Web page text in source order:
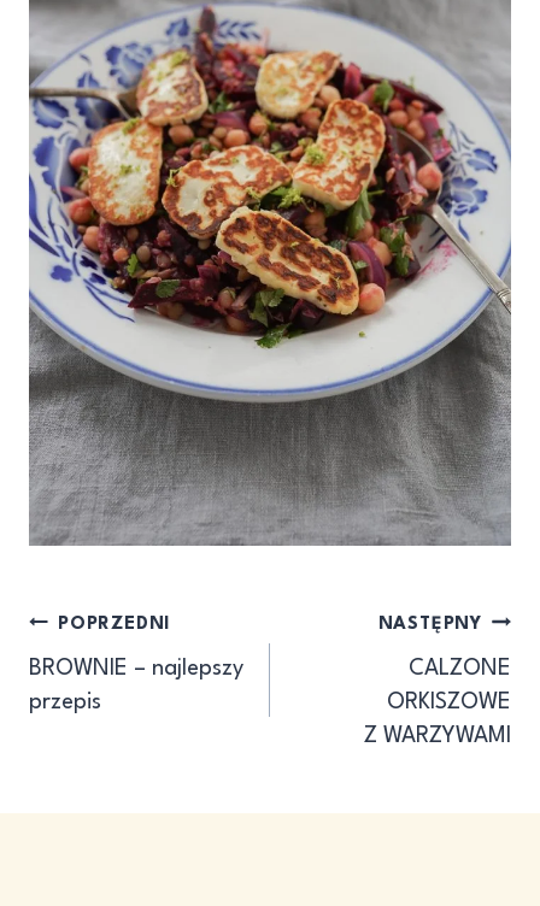
Nawigacja
wpisu
POPRZEDNI
BROWNIE – najlepszy
przepis
NASTĘPNY
CALZONE
ORKISZOWE
Z WARZYWAMI